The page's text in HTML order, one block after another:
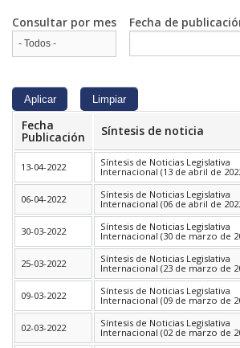
PRENSA
PARTICIPACIÓN
AGENDA
Consultar por mes Fecha de
Fecha
Publicación Síntesis de noticia
13-04-2022
Síntesis de Noticias Legislativa
Internacional (13 de abril de
06-04-2022
Síntesis de Noticias Legislativa
Internacional (06 de abril de
30-03-2022
Síntesis de Noticias Legislativa
Internacional (30 de marzo de
25-03-2022
Síntesis de Noticias Legislativa
Internacional (23 de marzo de
09-03-2022
Síntesis de Noticias Legislativa
Internacional (09 de marzo de
02-03-2022
Síntesis de Noticias Legislativa
Internacional (02 de marzo de